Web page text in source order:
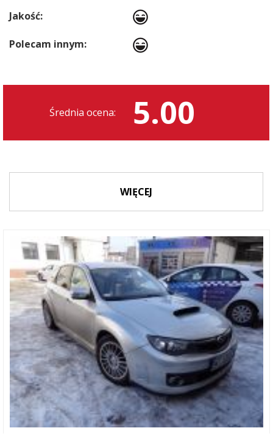
Jakość:
Polecam innym:
Średnia ocena: 5.00
WIĘCEJ